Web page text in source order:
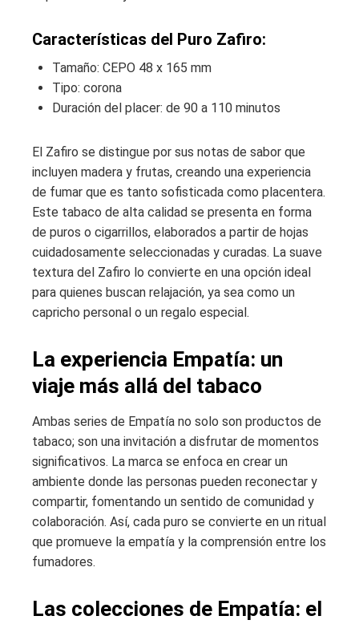
Características del Puro Zafiro:
Tamaño: CEPO 48 x 165 mm
Tipo: corona
Duración del placer: de 90 a 110 minutos
El Zafiro se distingue por sus notas de sabor que
incluyen madera y frutas, creando una experiencia
de fumar que es tanto sofisticada como placentera.
Este tabaco de alta calidad se presenta en forma
de puros o cigarrillos, elaborados a partir de hojas
cuidadosamente seleccionadas y curadas. La suave
textura del Zafiro lo convierte en una opción ideal
para quienes buscan relajación, ya sea como un
capricho personal o un regalo especial.
La experiencia Empatía: un
viaje más allá del tabaco
Ambas series de Empatía no solo son productos de
tabaco; son una invitación a disfrutar de momentos
significativos. La marca se enfoca en crear un
ambiente donde las personas pueden reconectar y
compartir, fomentando un sentido de comunidad y
colaboración. Así, cada puro se convierte en un ritual
que promueve la empatía y la comprensión entre los
fumadores.
Las colecciones de Empatía: el